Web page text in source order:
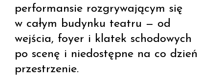
performansie rozgrywającym się
w całym budynku teatru — od
wejścia, foyer i klatek schodowych
po scenę i niedostępne na co dzień
przestrzenie.